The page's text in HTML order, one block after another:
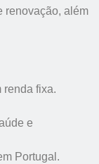
renovação, além
renda fixa.
e
Portugal.